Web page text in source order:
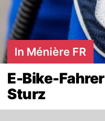
In Ménière FR
E-Bike-
Sturz